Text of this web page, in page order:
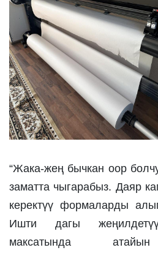
“Жака-жең бычкан оор
заматта чыгарабыз. Даяр
керектүү формаларды
Ишти дагы
максатында